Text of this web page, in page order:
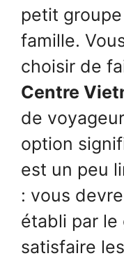
petit groupe
famille.
choisir de
Centre
de
option
est un peu
: vous
établi par
satisfaire